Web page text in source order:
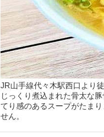
JR山手線代々木駅西口より徒
じっくり煮込まれた骨太な
てり感のあるスープがたま
せん。